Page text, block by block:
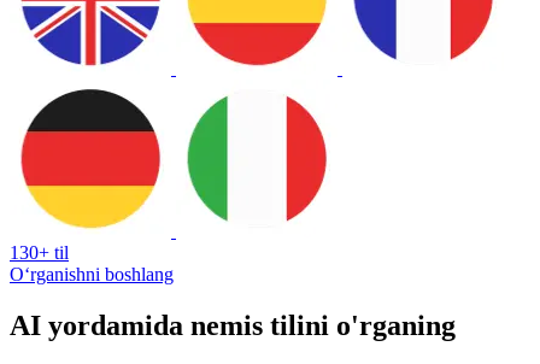
130+ til
Oʻrganishni boshlang
AI yordamida nemis tilini o'rganing